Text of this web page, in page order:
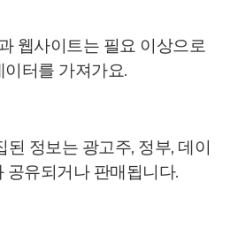
웹사이트는 필요 이상으로
이터를 가져가요.
된 정보는 광고주, 정부, 데이
공유되거나 판매됩니다.